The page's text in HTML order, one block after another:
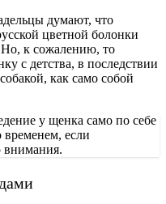
думают, что
цветной болонки
Но, к сожалению, то
с детства, в последствии
как само собой
у щенка само по себе
временем, если
внимания.